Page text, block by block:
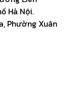
Hà Nội.
Phường Xuân